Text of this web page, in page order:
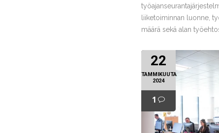
liiketoiminnan luonne,
määrä sekä alan
22
TAMMIKUUTA
2024
1